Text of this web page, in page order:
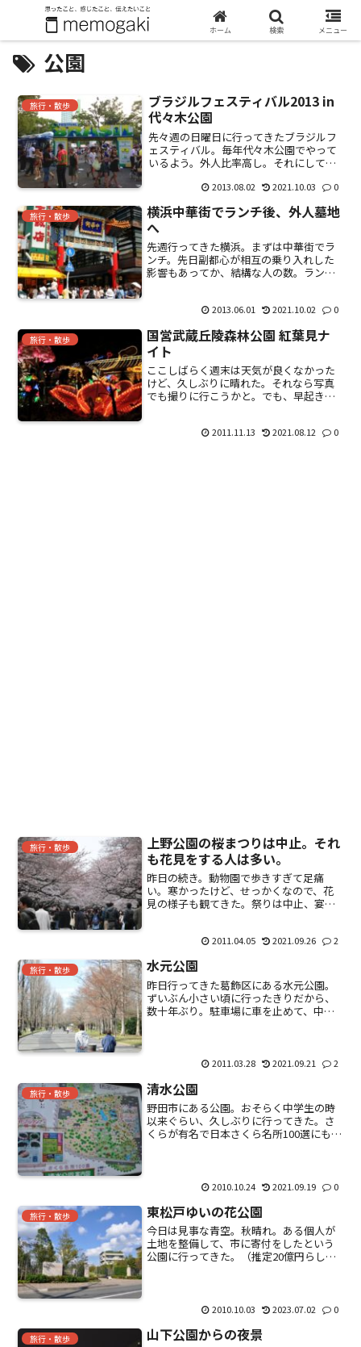
公園
旅行・散歩
ブラジルフェスティバル2013 in
代々木公園
先々週の日曜日に行ってきたブラジルフ
ェスティバル。毎年代々木公園でやって
いるよう。外人比率高し。それにしても
じ。身体がデカクなりそうな食べ物がた
うソーセージ。「カイピリ...
2013.08.02 2021.10.03 0
旅行・散歩
横浜中華街でランチ後、外人墓地
へ
先週行ってきた横浜。まずは中華街でラ
ンチ。先日副都心が相互の乗り入れした
影響もあってか、結構な人の数。ランチ
シャレな雰囲気だけど、幽霊が出そうな
2013.06.01 2021.10.02 0
旅行・散歩
国営武蔵丘陵森林公園 紅葉見ナ
イト
ここしばらく週末は天気が良くなかった
けど、久しぶりに晴れた。それなら写真
でも撮りに行こうかと。でも、早起きし
ク。・・・で、たどり着いたのが埼玉に
2011.11.13 2021.08.12 0
旅行・散歩
上野公園の桜まつりは中止。それ
も花見をする人は多い。
昨日の続き。動物園で歩きすぎて足痛
い。寒かったけど、せっかくなので、花
見の様子も観てきた。祭りは中止、宴会
人は多いと思う。出店もガラガラという
2011.04.05 2021.09.26 2
旅行・散歩 水元公園
昨日行ってきた葛飾区にある水元公園。
ずいぶん小さい頃に行ったきりだから、
数十年ぶり。駐車場に車を止めて、中に
へ・・・・トコトコと・・・...
2011.03.28 2021.09.21 2
旅行・散歩 清水公園
野田市にある公園。おそらく中学生の時
以来ぐらい、久しぶりに行ってきた。さ
くらが有名で日本さくら名所100選にも選
ないので、今回はパ...
2010.10.24 2021.09.19 0
旅行・散歩 東松戸ゆいの花公園
今日は見事な青空。秋晴れ。ある個人が
土地を整備して、市に寄付をしたという
公園に行ってきた。（推定20億円らし
憩所もある。小さなお...
2010.10.03 2023.07.02 0
旅行・散歩 山下公園からの夜景
ホーム 検索 メニュー